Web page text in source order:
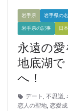
岩手県 岩手県の
岩手県の記事 日
永遠の
地底湖で
へ！
デート , 不思議,
恋人の聖地, 恋愛